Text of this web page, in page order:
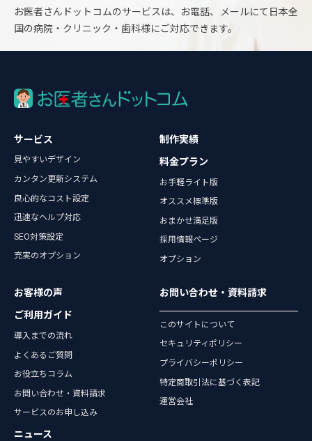
お医者さんドットコムのサービスは、お電話、メールにて日本全
国の病院・クリニック・歯科様にご対応できます。
サービス
見やすいデザイン
カンタン更新システム
良心的なコスト設定
迅速なヘルプ対応
SEO対策設定
充実のオプション
制作実績
料金プラン
お手軽ライト版
オススメ標準版
おまかせ満足版
採用情報ページ
オプション
お客様の声
ご利用ガイド
導入までの流れ
よくあるご質問
お役立ちコラム
お問い合わせ・資料請求
サービスのお申し込み
ニュース
お問い合わせ・資料請求
このサイトについて
セキュリティポリシー
プライバシーポリシー
特定商取引法に基づく表記
運営会社